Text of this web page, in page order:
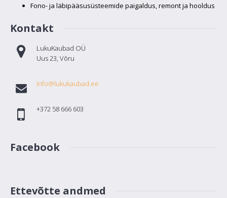
Fono- ja läbipääsusüsteemide paigaldus, remont ja hooldus
Kontakt
LukuKaubad OÜ
Uus 23, Võru
info@lukukaubad.ee
+372 58 666 603
Facebook
Ettevõtte andmed